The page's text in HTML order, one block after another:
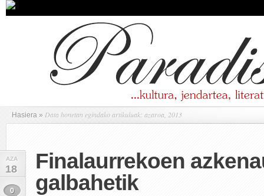
Hasiera » Data honetan egindako artikuluak: azaroa, 2013
AZA
18
0
Finalaurrekoen
galbahetik